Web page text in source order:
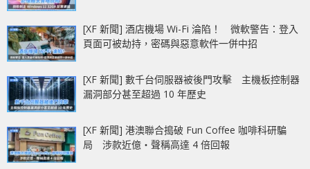
[XF 新聞] 酒店機場 Wi-Fi 淪陷！ 微軟警告：登入
頁面可被劫持，密碼與惡意軟件一併中招
[XF 新聞] 數千台伺服器被後門攻擊 主機板控制器
漏洞部分甚至超過 10 年歷史
[XF 新聞] 港澳聯合搗破 Fun Coffee 咖啡科研騙
局 涉款近億‧聲稱高達 4 倍回報